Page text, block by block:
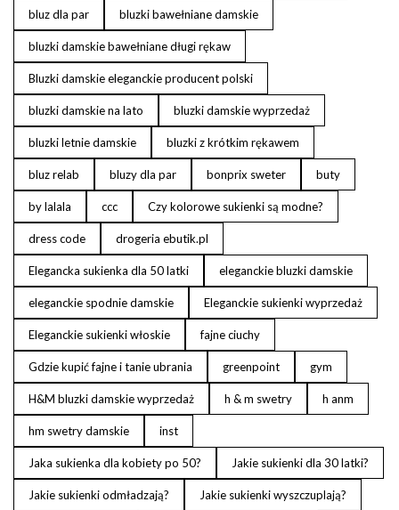
bluz dla par bluzki bawełniane damskie
bluzki damskie bawełniane długi rękaw
Bluzki damskie eleganckie producent polski
bluzki damskie na lato bluzki damskie wyprzedaż
bluzki letnie damskie bluzki z krótkim rękawem
bluz relab bluzy dla par bonprix sweter buty
by lalala ccc Czy kolorowe sukienki są modne?
dress code drogeria ebutik.pl
Elegancka sukienka dla 50 latki eleganckie bluzki damskie
eleganckie spodnie damskie Eleganckie sukienki wyprzedaż
Eleganckie sukienki włoskie fajne ciuchy
Gdzie kupić fajne i tanie ubrania greenpoint gym
H&M bluzki damskie wyprzedaż h & m swetry h anm
hm swetry damskie inst
Jaka sukienka dla kobiety po 50? Jakie sukienki dla 30 latki?
Jakie sukienki odmładzają? Jakie sukienki wyszczuplają?